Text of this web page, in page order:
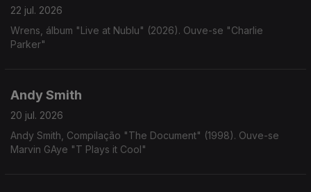
22 jul. 2026
Wrens, álbum "Live at Nublu" (2026). Ouve-se "Charlie
Parker"
Andy Smith
20 jul. 2026
Andy Smith, Compilação "The Document" (1998). Ouve-se
Marvin GAye "T Plays it Cool"